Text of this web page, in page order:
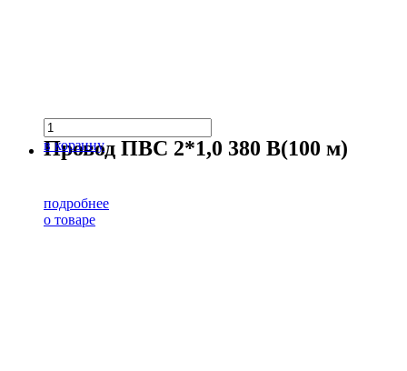
в корзину
Провод ПВС 2*1,0 380 В(100 м)
подробнее
о товаре